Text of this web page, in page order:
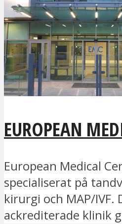
EUROPEAN
European Medical
specialiserat på
kirurgi och MAP/IVF.
ackrediterade klinik